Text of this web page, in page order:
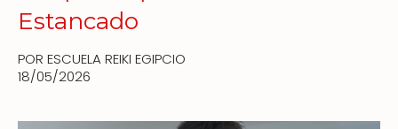
Estancado
POR ESCUELA REIKI EGIPCIO
18/05/2026